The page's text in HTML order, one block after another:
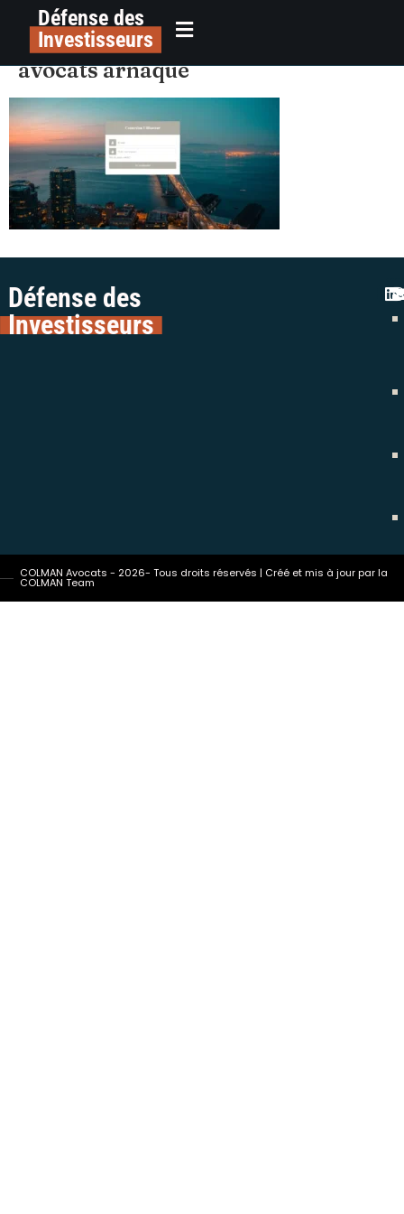
principalDéfense des
Investisseurs
alerte plateforme frauduleuse lys
champs elysées parkings colman
avocats arnaque
Défense des
Investisseurs
COLMAN Avocats - 2026- Tous droits réservés | Créé et mis à jour par la
COLMAN Team